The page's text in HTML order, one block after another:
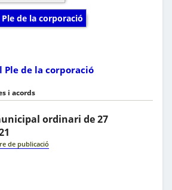
de la corporació
Ple de la corporació
i acords
ordinari de 27
de publicació